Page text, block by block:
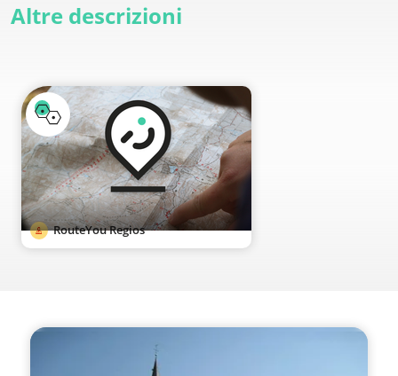
Altre descrizioni
RouteYou Regios